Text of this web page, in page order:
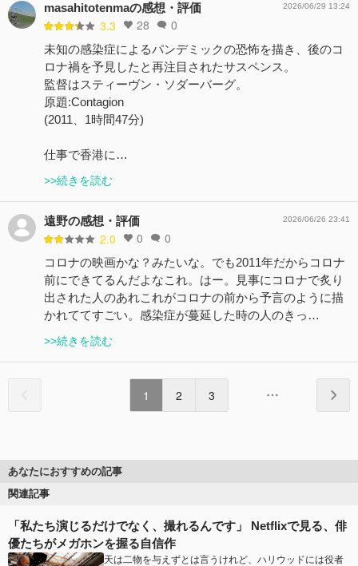
masahitotenmaの感想・評価
3.3 28 0
2026/06/29 13:24
未知の感染症によるパンデミックの恐怖を描き、後のコ
ロナ禍を予見したと再注目されたサスペンス。
監督はスティーヴン・ソダーバーグ。
原題:Contagion
(2011、1時間47分)
仕事で香港に…
>>続きを読む
遠野の感想・評価
2.0 0 0
2026/06/26 23:41
コロナの映画かな？みたいな。でも2011年だからコロナ
前にできてるんだよなこれ。はー。見事にコロナで炙り
出された人のあれこれがコロナの前から予言のように描
かれててすごい。感染症が蔓延した時の人のきっ…
>>続きを読む
1 2 3
あなたにおすすめの記事
関連記事
「私たち演じるだけでなく、撮れるんです」 Netflixで見る、俳
優たちがメガホンを握る自信作
天は二物を与えずとは言うけれど、ハリウッドには役者